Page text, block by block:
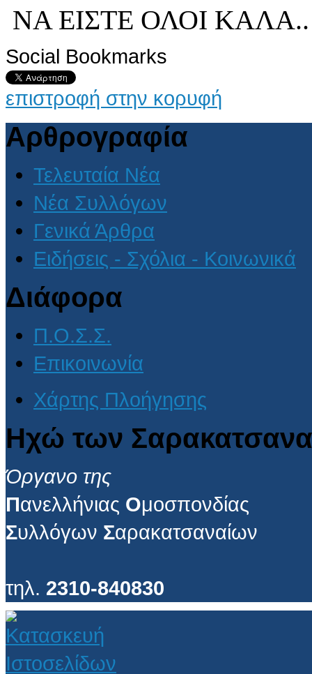
ΝΑ ΕΙΣΤΕ ΟΛΟΙ
Social Bookmarks
επιστροφή στην κορυφή
Αρθρογραφία
Τελευταία Νέα
Νέα Συλλόγων
Γενικά Άρθρα
Ειδήσεις - Σχόλια - Κοινωνικά
Διάφορα
Π.Ο.Σ.Σ.
Επικοινωνία
Χάρτης Πλοήγησης
Ηχώ των
Όργανο της
Πανελλήνιας Ομοσπονδίας
Συλλόγων Σαρακατσαναίων
τηλ. 2310-840830